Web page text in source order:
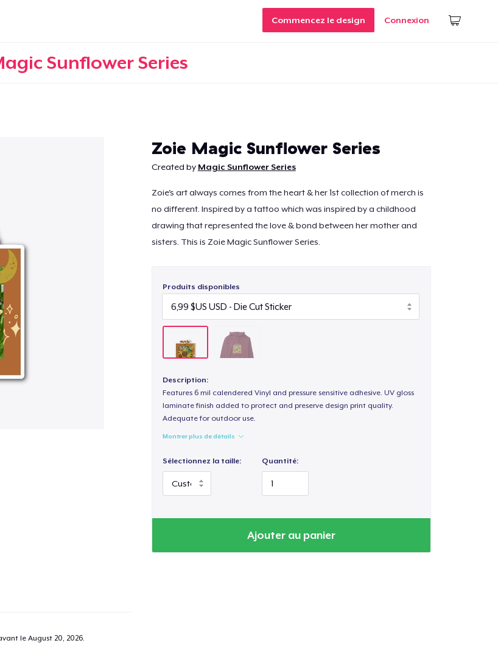
Commencez le design Connexion
Sunflower Series
Zoie Magic Sunflower Series
Created by Magic Sunflower Series
Zoie's art always comes from the heart & her 1st collection of merch is
no different. Inspired by a tattoo which was inspired by a childhood
drawing that represented the love & bond between her mother and
sisters. This is Zoie Magic Sunflower Series.
Produits disponibles
Description:
Features 6 mil calendered Vinyl and pressure sensitive adhesive. UV gloss
laminate finish added to protect and preserve design print quality.
Adequate for outdoor use.
Montrer plus de détails
Sélectionnez la taille: Quantité:
Ajouter au panier
le August 20, 2026.